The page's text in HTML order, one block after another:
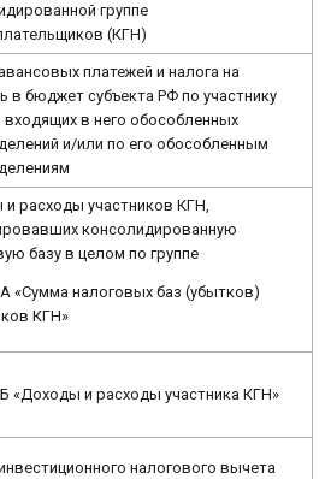
группе
(КГН)
платежей и налога на
в бюджет субъекта РФ по участнику
входящих в него обособленных
и/или по его обособленным
расходы участников КГН,
консолидированную
базу в целом по группе
«Сумма налоговых баз (убытков)
КГН»
«Доходы и расходы участника КГН»
налогового вычета